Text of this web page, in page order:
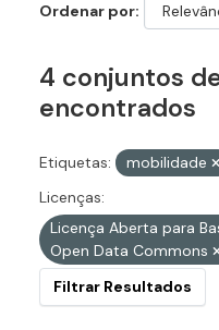
Ordenar por
4 conjuntos
encontrados
Etiquetas: mobilidade
Licenças:
Licença Aberta para
Open Data Commons
Filtrar Resultados